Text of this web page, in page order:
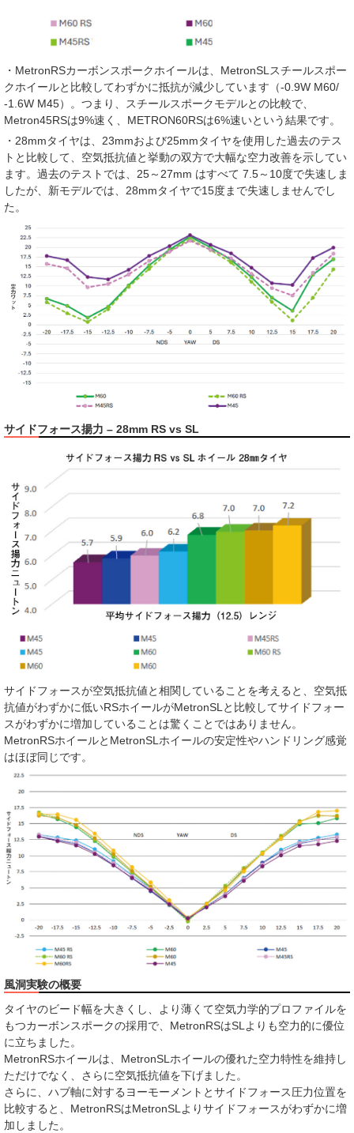
・MetronRSカーボンスポークホイールは、MetronSLスチールスポー
クホイールと比較してわずかに抵抗が減少しています（-0.9W M60/
-1.6W M45）。つまり、スチールスポークモデルとの比較で、
Metron45RSは9%速く、METRON60RSは6%速いという結果です。
・28mmタイヤは、23mmおよび25mmタイヤを使用した過去のテス
トと比較して、空気抵抗値と挙動の双方で大幅な空力改善を示してい
ます。過去のテストでは、25～27mm はすべて 7.5～10度で失速しま
したが、新モデルでは、28mmタイヤで15度まで失速しませんでし
た。
サイドフォース揚力 – 28mm RS vs SL
サイドフォースが空気抵抗値と相関していることを考えると、空気抵
抗値がわずかに低いRSホイールがMetronSLと比較してサイドフォー
スがわずかに増加していることは驚くことではありません。
MetronRSホイールとMetronSLホイールの安定性やハンドリング感覚
はほぼ同じです。
風洞実験の概要
タイヤのビード幅を大きくし、より薄くて空気力学的プロファイルを
もつカーボンスポークの採用で、MetronRSはSLよりも空力的に優位
に立ちました。
MetronRSホイールは、MetronSLホイールの優れた空力特性を維持し
ただけでなく、さらに空気抵抗値を下げました。
さらに、ハブ軸に対するヨーモーメントとサイドフォース圧力位置を
比較すると、MetronRSはMetronSLよりサイドフォースがわずかに増
加しました。